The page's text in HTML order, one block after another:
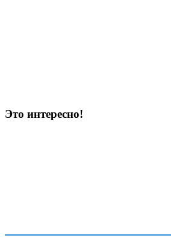
Это интересно!